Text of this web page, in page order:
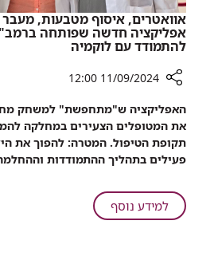
אוואטרים, איסוף מטבעות, מעבר
אפליקציה חדשה שפותחה
להתמודד עם לוקמיה
שיתוף
אוואטרים,
איסוף
מטבעות,
שלבים:
11/09/2024 12:00
האפליקציה ש"מתחפשת" למשחק
את המטופלים הצעירים במחלקה
תקופת הטיפול. המטרה: להפוך את
פעילים בתהליך ההתמודדות
למידע נוסףעל
אוואטרים,